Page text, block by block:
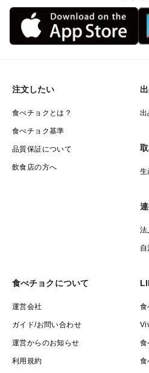
注文したい
食べチョクとは？
食べチョク基準
品質保証について
飲食店の方へ
出
生
法
食べチョクについて
運営会社
ガイド/お問い合わせ
運営からのお知らせ
利用規約
食
食
食